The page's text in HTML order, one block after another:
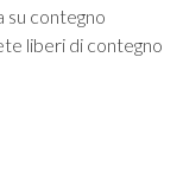
su contegno
liberi di contegno